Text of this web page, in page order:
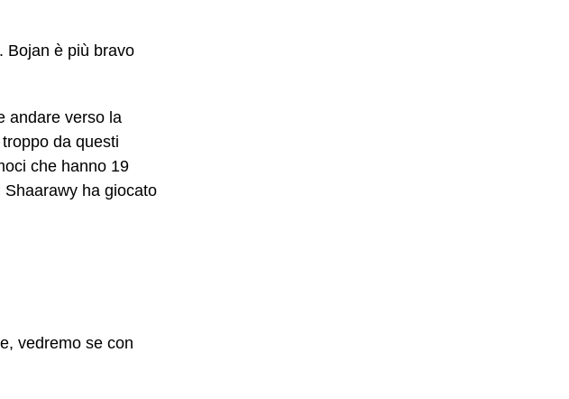
Bojan è più bravo
andare verso la
da questi
che hanno 19
Shaarawy ha giocato
vedremo se con